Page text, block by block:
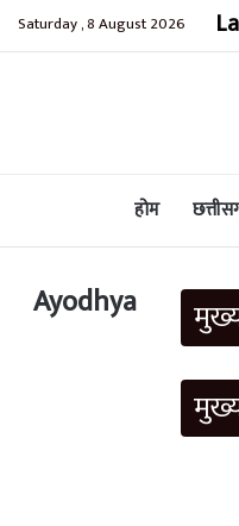
Saturday , 8 August 2026
होम
Ayodhya